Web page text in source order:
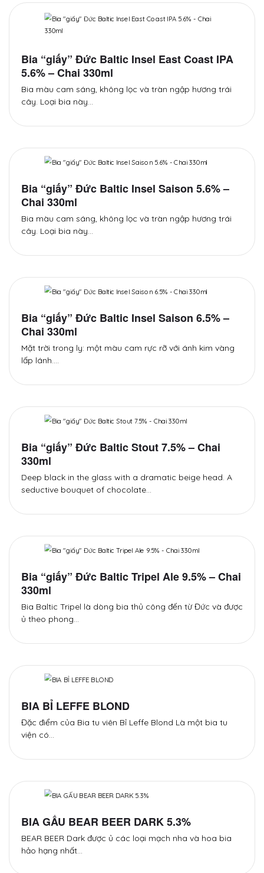
Bia “giấy” Đức Baltic Insel East Coast IPA
5.6% – Chai 330ml
Bia màu cam sáng, không lọc và tràn ngập hương trái
cây. Loại bia này…
Bia “giấy” Đức Baltic Insel Saison 5.6% –
Chai 330ml
Bia màu cam sáng, không lọc và tràn ngập hương trái
cây. Loại bia này…
Bia “giấy” Đức Baltic Insel Saison 6.5% –
Chai 330ml
Mặt trời trong ly: một màu cam rực rỡ với ánh kim vàng
lấp lánh.…
Bia “giấy” Đức Baltic Stout 7.5% – Chai
330ml
Deep black in the glass with a dramatic beige head. A
seductive bouquet of chocolate…
Bia “giấy” Đức Baltic Tripel Ale 9.5% – Chai
330ml
Bia Baltic Tripel là dòng bia thủ công đến từ Đức và được
ủ theo phong…
BIA BỈ LEFFE BLOND
Đặc điểm của Bia tu viên Bỉ Leffe Blond Là một bia tu
viện có…
BIA GẤU BEAR BEER DARK 5.3%
BEAR BEER Dark được ủ các loại mạch nha và hoa bia
hảo hạng nhất…